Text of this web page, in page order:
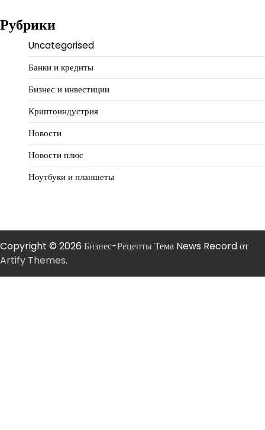
Рубрики
Uncategorised
Банки и кредиты
Бизнес и инвестиции
Криптоиндустрия
Новости
Новости плюс
Ноутбуки и планшеты
Copyright © 2026 Бизнес-РецептыТема News Record от
Artify Themes.